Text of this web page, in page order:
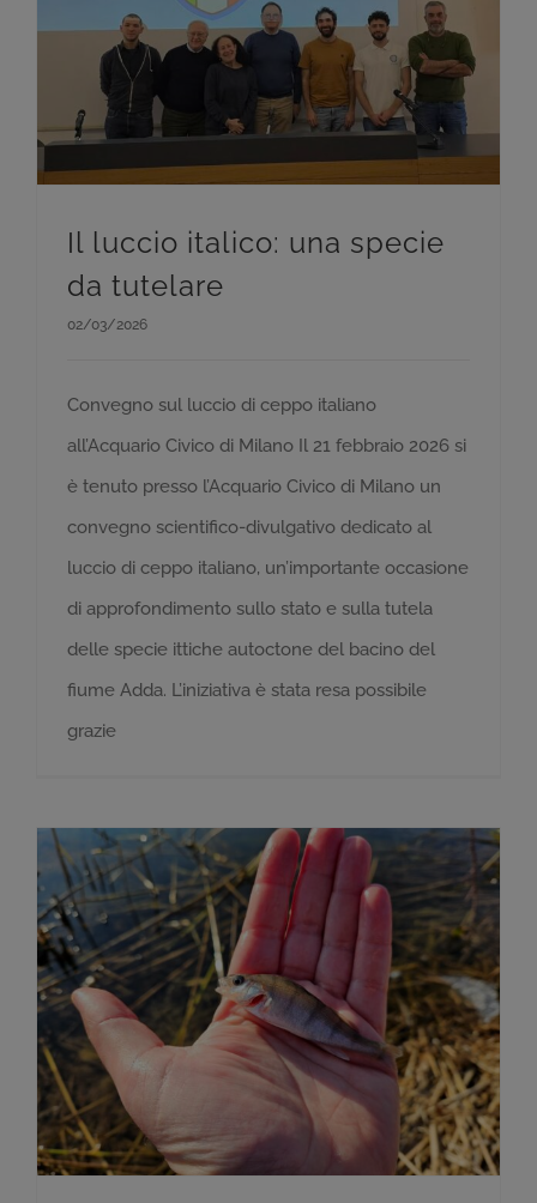
Il luccio italico: una specie
da tutelare
02/03/2026
Convegno sul luccio di ceppo italiano
all’Acquario Civico di Milano Il 21 febbraio 2026 si
è tenuto presso l’Acquario Civico di Milano un
convegno scientifico-divulgativo dedicato al
luccio di ceppo italiano, un’importante occasione
di approfondimento sullo stato e sulla tutela
delle specie ittiche autoctone del bacino del
fiume Adda. L’iniziativa è stata resa possibile
grazie